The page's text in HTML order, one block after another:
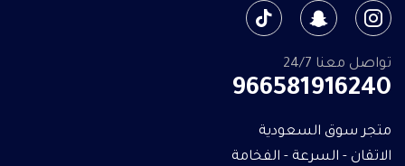
تواصل معنا 24/7
966581916240
متجر سوق السعودية
الاتقان - السرعة - الفخامة